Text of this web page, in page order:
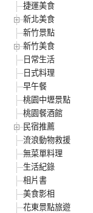
捷運美食
新北美食
新竹景點
新竹美食
日常生活
日式料理
早午餐
桃園中壢景點
桃園餐酒館
民宿推薦
流浪動物救援
無菜單料理
生活紀錄
相片書
美食影相
花東景點旅遊